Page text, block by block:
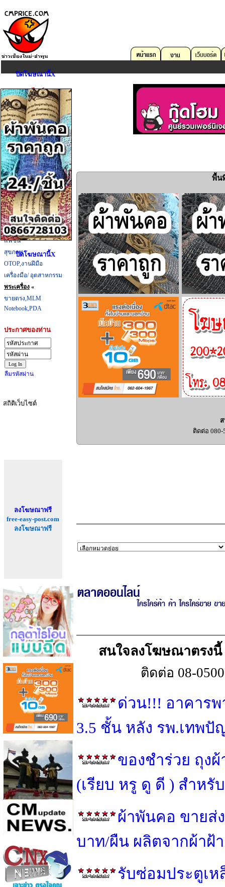
ตลาดออนไลน์
คอมพิวเตอร์
บริการด้าน IT
อสังหาริมทรัพย์
ยานพาหนะ
งาน
อุปกรณ์สื่อสาร
กล้องถ่ายรูป
Game,Entertain
ดนตรี,กีฬา,สัตว์เลี้ยง
การศึกษา,หนังสือ
เครื่องมือเครื่องใช้
ที่กิน,ที่เที่ยว
แฟชั่น
สุขภาพ
OTOP,งานฝีมือ
เครื่องมือ/ อุตสาหกรรม
พระเครื่อง «
ขายตรง,MLM
Notebook,PDA
ประกาศของท่าน
ลืมรหัสผ่าน
สถิติเว็บไซต์
ลงโฆษณาฟรี
free-easy-post.com
ลงโฆษณาฟรี
พื้น
ติดต่อ 080-
สนใจลงโฆษณาตรงนี้
ติดต่อ 08-
ด่วน!!! อาคาร
3.5 ชั้น หลัง รพ.เทพ
ของชำร่วย ถุง
(เรียบ หรู ดู ดี ) สำหรั
ผ้าพันคอ ขายส่
บาท/ผืน ผลิตจากผ้าฝ้
รับซ่อมประตูเห
ปิดโฆษณานี้X
ปิดโฆษณานี้X